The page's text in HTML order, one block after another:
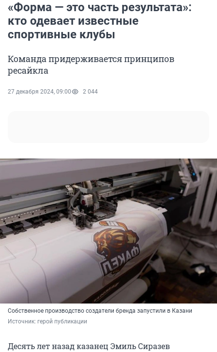
«Форма — это часть результата»:
кто одевает известные
спортивные клубы
Команда придерживается принципов
ресайкла
27 декабря 2024, 09:00 2 044
Собственное производство создатели бренда запустили в Казани
Источник: герой публикации
Десять лет назад казанец Эмиль Сиразев